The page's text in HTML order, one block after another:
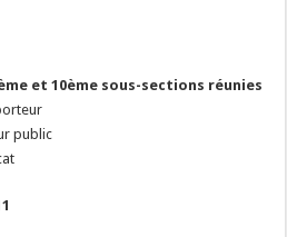
et 10ème sous-sections réunies
public